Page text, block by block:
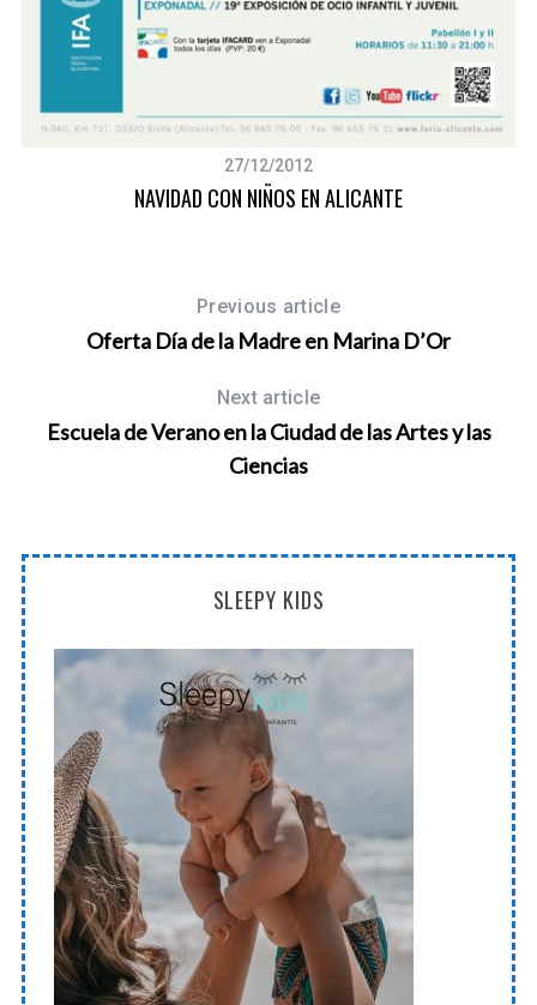
27/12/2012
NAVIDAD CON NIÑOS EN ALICANTE
Previous article
Oferta Día de la Madre en Marina D’Or
Next article
Escuela de Verano en la Ciudad de las Artes y las
Ciencias
SLEEPY KIDS